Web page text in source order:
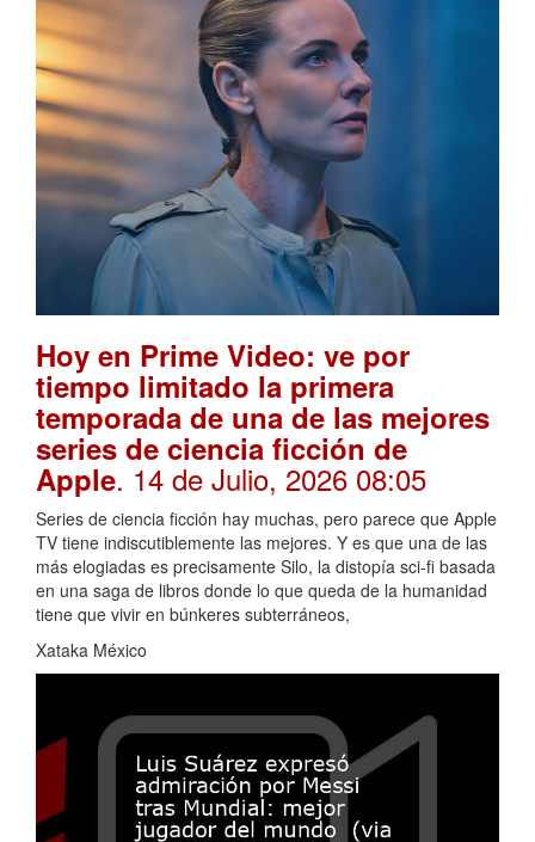
Hoy en Prime Video: ve por
tiempo limitado la primera
temporada de una de las mejores
series de ciencia ficción de
Apple. 14 de Julio, 2026 08:05
Series de ciencia ficción hay muchas, pero parece que Apple
TV tiene indiscutiblemente las mejores. Y es que una de las
más elogiadas es precisamente Silo, la distopía sci-fi basada
en una saga de libros donde lo que queda de la humanidad
tiene que vivir en búnkeres subterráneos,
Xataka México